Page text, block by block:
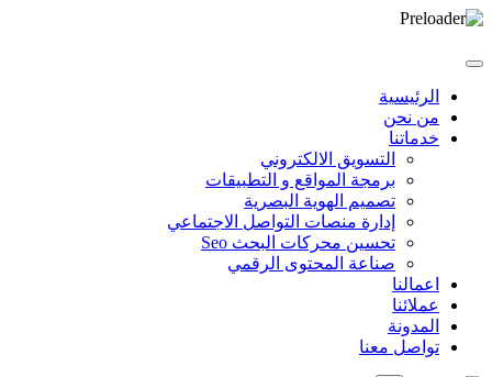
الرئيسية
من نحن
خدماتنا
التسويق الالكتروني
برمجة المواقع و التطبيقات
تصميم الهوية البصرية
إدارة منصات التواصل الاجتماعي
تحسين محركات البحث Seo
صناعة المحتوى الرقمي
اعمالنا
عملائنا
المدونة
تواصل معنا